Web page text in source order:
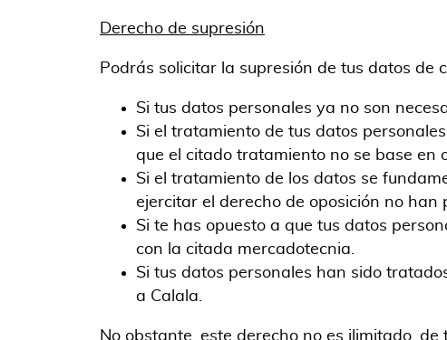
Derecho de supresión
Podrás solicitar la supresión de tus datos
Si tus datos personales ya no son
Si el tratamiento de tus datos
que el citado tratamiento no se base en
Si el tratamiento de los datos se
ejercitar el derecho de oposición no
Si te has opuesto a que tus datos
con la citada mercadotecnia.
Si tus datos personales han sido
a Calala.
No obstante, este derecho no es ilimitado,